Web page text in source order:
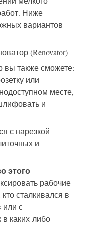
Ниже
вариантов
вы также сможете:
или
месте,
и
с нарезкой
и
этого
рабочие
сталкивался в
или с
каких-либо